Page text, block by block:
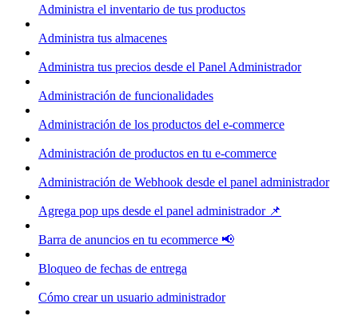
Administra el inventario de tus productos
Administra tus almacenes
Administra tus precios desde el Panel Administrador
Administración de funcionalidades
Administración de los productos del e-commerce
Administración de productos en tu e-commerce
Administración de Webhook desde el panel administrador
Agrega pop ups desde el panel administrador 📌
Barra de anuncios en tu ecommerce 📢
Bloqueo de fechas de entrega
Cómo crear un usuario administrador